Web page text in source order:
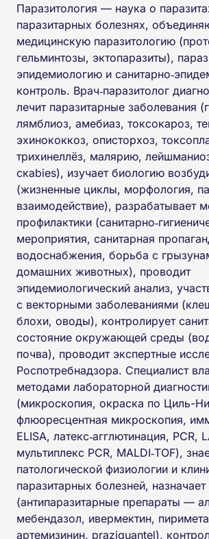
Паразитология — наука о
паразитарных болезнях,
медицинскую паразитологию
гельминтозы, эктопаразиты),
эпидемиологию и
контроль. Врач‑паразитолог
лечит паразитарные заболевания
лямблиоз, амебиаз, токсокароз,
эхинококкоз, описторхоз,
трихинеллёз, малярию,
скabies), изучает биологию
(жизненные циклы, морфология,
взаимодействие), разрабатывает
профилактики
мероприятия, санитарная
водоснабжения, борьба с
домашних животных), проводит
эпидемиологический анализ,
с векторными заболеваниями
блохи, оводы), контролирует
состояние окружающей среды
почва), проводит экспертные
Роспотребнадзора. Специалист
методами лабораторной
(микроскопия, окраска по Циль-
флюоресцентная микроскопия,
ELISA, латекс‑агглютинация, PCR,
мультиплекс PCR, MALDI‑TOF),
патологической физиологии и
паразитарных болезней, назначает
(антипаразитарные препараты —
мебендазол, ивермектин,
артемизинин, praziquantel),